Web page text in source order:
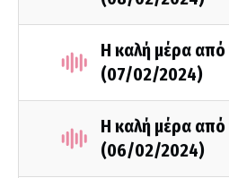
Η καλή μέρα από
(07/02/2024)
Η καλή μέρα από
(06/02/2024)